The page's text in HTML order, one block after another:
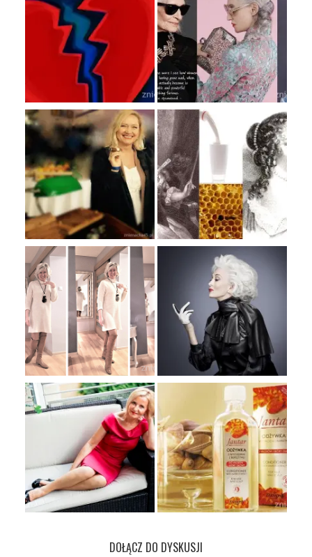
DOŁĄCZ DO DYSKUSJI